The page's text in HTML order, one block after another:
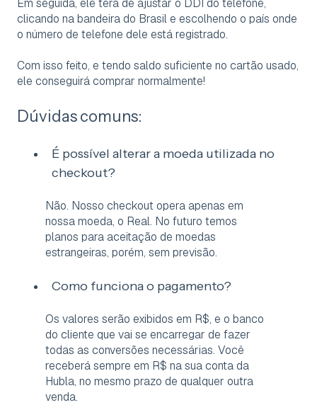
clicando na bandeira do Brasil e escolhendo o país onde
o número de telefone dele está registrado.
Com isso feito, e tendo saldo suficiente no cartão usado,
ele conseguirá comprar normalmente!
Dúvidas comuns:
É possível alterar a moeda utilizada no
checkout?
Não. Nosso checkout opera apenas em
nossa moeda, o Real. No futuro temos
planos para aceitação de moedas
estrangeiras, porém, sem previsão.
Como funciona o pagamento?
Os valores serão exibidos em R$, e o banco
do cliente que vai se encarregar de fazer
todas as conversões necessárias. Você
receberá sempre em R$ na sua conta da
Hubla, no mesmo prazo de qualquer outra
venda.